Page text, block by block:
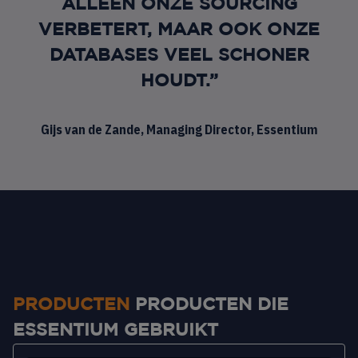
ALLEEN ONZE SOURCING
VERBETERT, MAAR OOK ONZE
DATABASES VEEL SCHONER
HOUDT.”
Gijs van de Zande, Managing Director, Essentium
PRODUCTEN
PRODUCTEN DIE
ESSENTIUM GEBRUIKT